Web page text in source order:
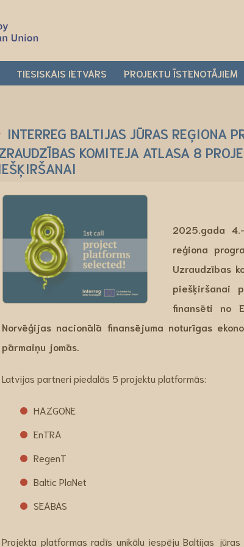
TIESISKAIS IETVARS PROJEKTU ĪSTENOTĀJIEM
INTERREG BALTIJAS JŪRAS REĢIONA
KOMITEJA ATLASA 8
2025.gada
reģiona
Uzraudzības
piešķiršanai
finansēti no
Norvēģijas nacionālā finansējuma noturīgas
pārmaiņu jomās.
Latvijas partneri piedalās 5 projektu platformās:
HAZGONE
EnTRA
RegenT
Baltic PlaNet
SEABAS
Projekta platformas radīs unikālu iespēju Baltijas